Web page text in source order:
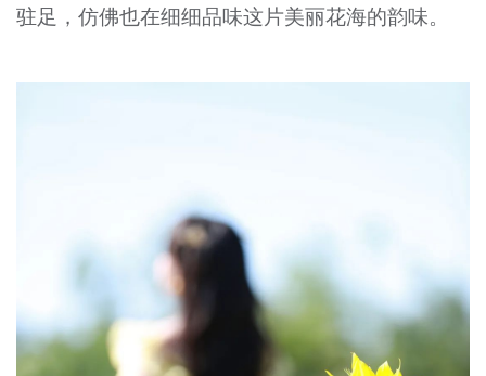
驻足，仿佛也在细细品味这片美丽花海的韵味。